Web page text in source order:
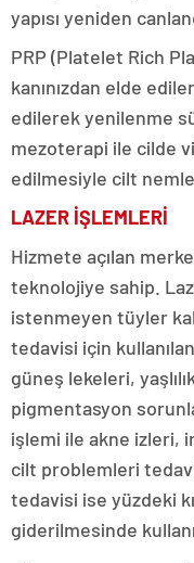
yapısı yeniden
PRP (Platelet Rich
kanınızdan elde
edilerek yenilenme
mezoterapi ile cilde
edilmesiyle cilt
LAZER İŞLEMLERİ
Hizmete açılan
teknolojiye sahip.
istenmeyen tüyler
tedavisi için
güneş lekeleri,
pigmentasyon
işlemi ile akne izleri,
cilt problemleri
tedavisi ise yüzdeki
giderilmesinde